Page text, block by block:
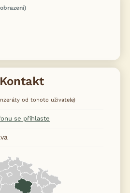
od tohoto uživatele)
se přihlaste